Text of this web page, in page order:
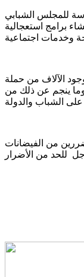
للمجلس الشبابي
برامج استعجالية
الآلاف من حملة
ينجم عن ذلك من
من الفيضانات